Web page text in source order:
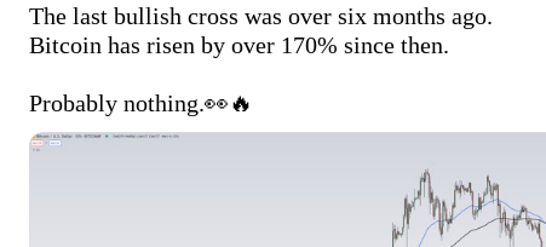
The last bullish cross was over six months ago.
Bitcoin has risen by over 170% since then.
Probably nothing.👀🔥